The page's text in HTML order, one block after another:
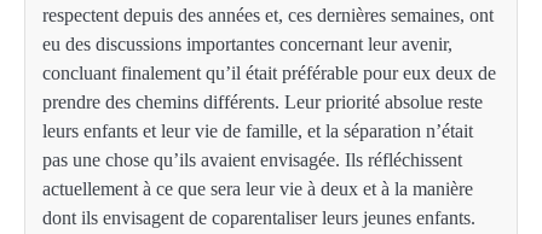
respectent depuis des années et, ces dernières semaines, ont
eu des discussions importantes concernant leur avenir,
concluant finalement qu’il était préférable pour eux deux de
prendre des chemins différents. Leur priorité absolue reste
leurs enfants et leur vie de famille, et la séparation n’était
pas une chose qu’ils avaient envisagée. Ils réfléchissent
actuellement à ce que sera leur vie à deux et à la manière
dont ils envisagent de coparentaliser leurs jeunes enfants.